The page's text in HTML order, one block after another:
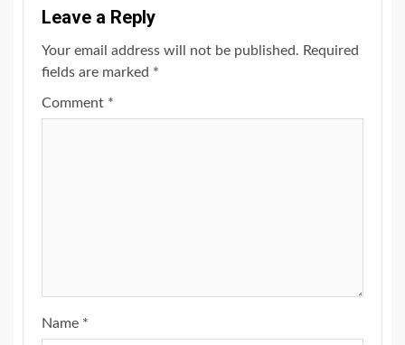
Leave a Reply
Your email address will not be published. Required
fields are marked *
Comment *
Name *